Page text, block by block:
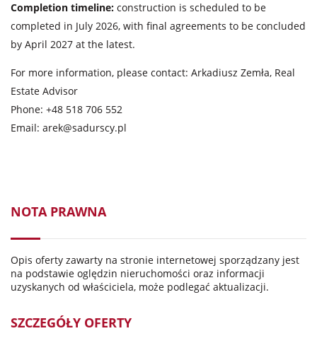
Completion timeline: construction is scheduled to be
completed in July 2026, with final agreements to be concluded
by April 2027 at the latest.
For more information, please contact: Arkadiusz Zemła, Real
Estate Advisor
Phone: +48 518 706 552
Email: arek@sadurscy.pl
NOTA PRAWNA
Opis oferty zawarty na stronie internetowej sporządzany jest
na podstawie oględzin nieruchomości oraz informacji
uzyskanych od właściciela, może podlegać aktualizacji.
SZCZEGÓŁY OFERTY